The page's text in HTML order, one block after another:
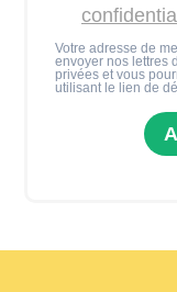
Votre adresse de
envoyer nos lettres
privées et vous
utilisant le lien de